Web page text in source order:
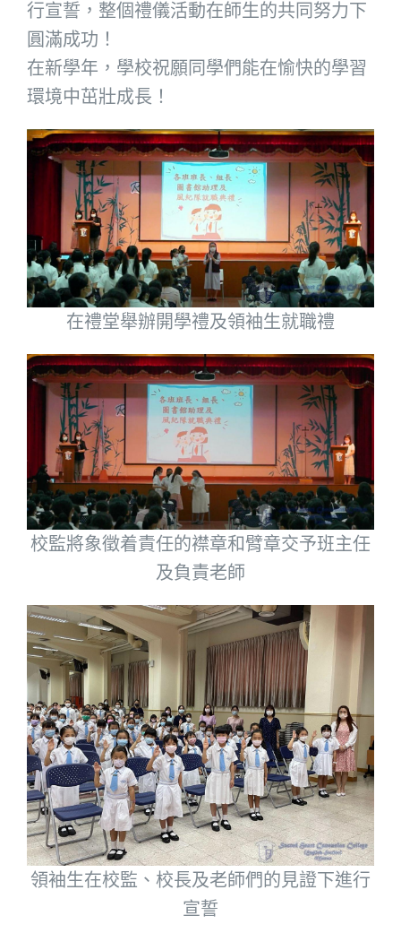
行宣誓，整個禮儀活動在師生的共同努力下
圓滿成功！
在新學年，學校祝願同學們能在愉快的學習
環境中茁壯成長！
在禮堂舉辦開學禮及領袖生就職禮
校監將象徵着責任的襟章和臂章交予班主任
及負責老師
領袖生在校監、校長及老師們的見證下進行
宣誓